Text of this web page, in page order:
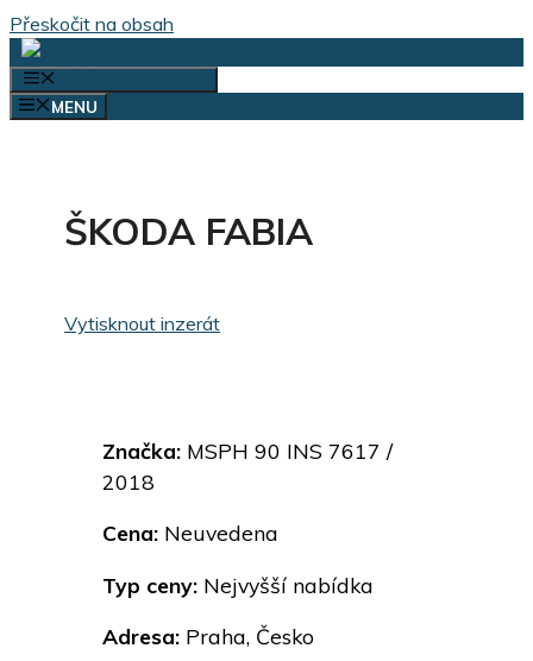
Přeskočit na obsah
MENU
ŠKODA FABIA
Vytisknout inzerát
Značka: MSPH 90 INS 7617 /
2018
Cena: Neuvedena
Typ ceny: Nejvyšší nabídka
Adresa: Praha, Česko